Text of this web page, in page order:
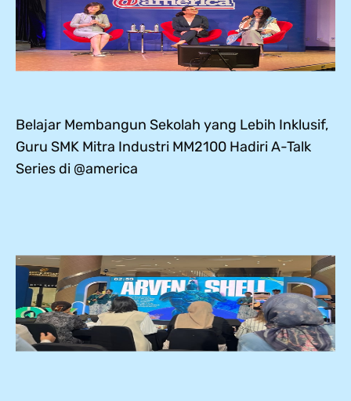
Belajar Membangun Sekolah yang Lebih Inklusif,
Guru SMK Mitra Industri MM2100 Hadiri A-Talk
Series di @america